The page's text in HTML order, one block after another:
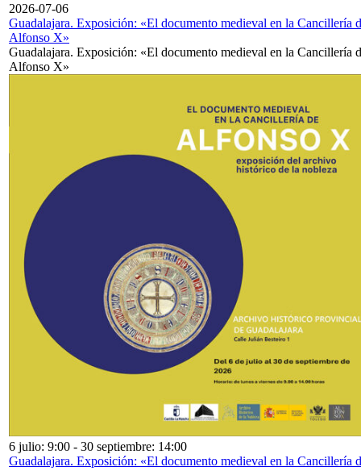
2026-07-06
Guadalajara. Exposición: «El documento medieval en la Cancillería
Alfonso X»
Guadalajara. Exposición: «El documento medieval en la Cancillería
Alfonso X»
6 julio: 9:00 - 30 septiembre: 14:00
Guadalajara. Exposición: «El documento medieval en la Cancillería